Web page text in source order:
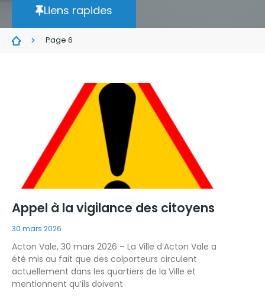
Liens rapides
Page 6
Appel à la vigilance des citoyens
30 mars 2026
Acton Vale, 30 mars 2026 – La Ville d’Acton Vale a
été mis au fait que des colporteurs circulent
actuellement dans les quartiers de la Ville et
mentionnent qu’ils doivent